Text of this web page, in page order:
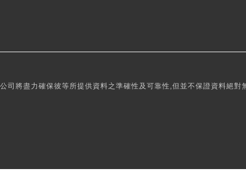
司將盡力確保彼等所提供資料之準確性及可靠性,但並不保證資料絕對